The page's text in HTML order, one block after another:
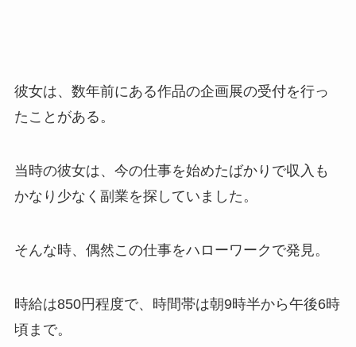
彼女は、数年前にある作品の企画展の受付を行っ
たことがある。
当時の彼女は、今の仕事を始めたばかりで収入も
かなり少なく副業を探していました。
そんな時、偶然この仕事をハローワークで発見。
時給は850円程度で、時間帯は朝9時半から午後6時
頃まで。